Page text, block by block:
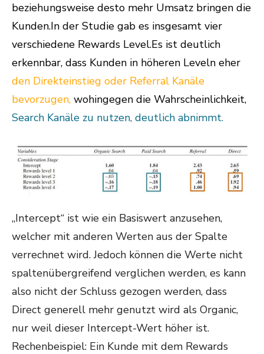
beziehungsweise desto mehr Umsatz bringen die
Kunden.In der Studie gab es insgesamt vier
verschiedene Rewards Level.Es ist deutlich
erkennbar, dass Kunden in höheren Leveln eher
den Direkteinstieg oder Referral Kanäle
bevorzugen, wohingegen die Wahrscheinlichkeit,
Search Kanäle zu nutzen, deutlich abnimmt.
„Intercept“ ist wie ein Basiswert anzusehen,
welcher mit anderen Werten aus der Spalte
verrechnet wird. Jedoch können die Werte nicht
spaltenübergreifend verglichen werden, es kann
also nicht der Schluss gezogen werden, dass
Direct generell mehr genutzt wird als Organic,
nur weil dieser Intercept-Wert höher ist.
Rechenbeispiel: Ein Kunde mit dem Rewards